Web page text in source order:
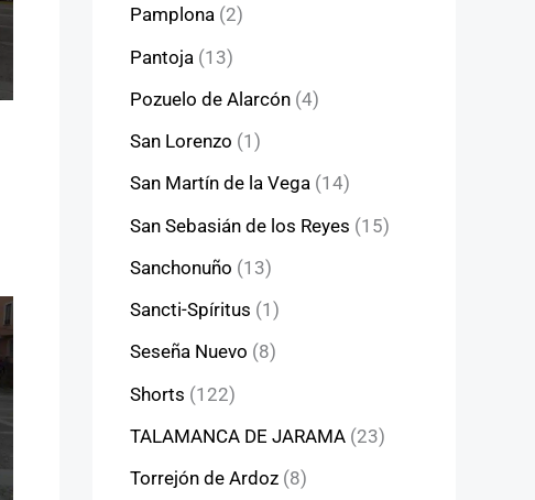
Pamplona (2)
Pantoja (13)
Pozuelo de Alarcón (4)
San Lorenzo (1)
San Martín de la Vega (14)
San Sebasián de los Reyes (15)
Sanchonuño (13)
Sancti-Spíritus (1)
Seseña Nuevo (8)
Shorts (122)
TALAMANCA DE JARAMA (23)
Torrejón de Ardoz (8)